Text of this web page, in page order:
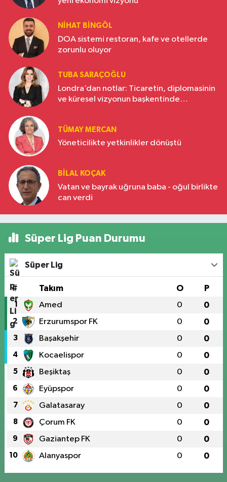
NIHAT BINGÖL
DOA sistemi restoran, kafe ve otellerde
zorunlu oluyor
TUBA SARAÇOĞLU
Londra’dan notlar: Ticaretin, diplomasinin
ve küresel vizyonun başkentinde
TÜMAY MERCAN
Yöneticilikte yetkinlikler dönüştü
BILAL KOÇAK
Vatan ve bayrak uğruna baba - oğul birlikte
can verdi
Süper Lig Puan Durumu
Süper Lig
# Takım O P
1 Amed 0 0
2 Erzurumspor FK 0 0
3 Başakşehir 0 0
4 Kocaelispor 0 0
5 Beşiktaş 0 0
6 Eyüpspor 0 0
7 Galatasaray 0 0
8 Çorum FK 0 0
9 Gaziantep FK 0 0
10 Alanyaspor 0 0